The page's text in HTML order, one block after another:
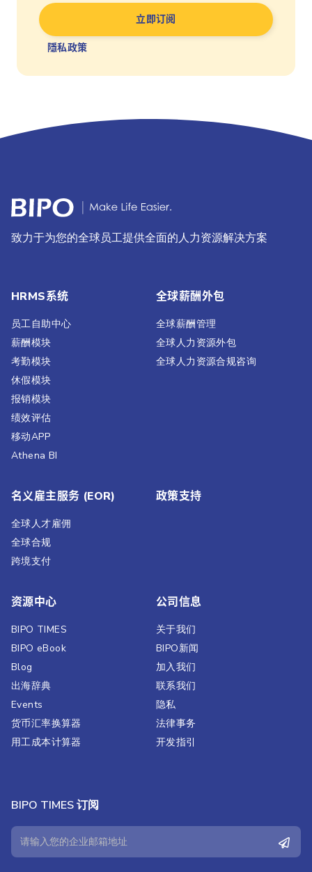
隱私政策
致力于为您的全球员工提供全面的人力资源解决方案
HRMS系统
员工自助中心
薪酬模块
考勤模块
休假模块
报销模块
绩效评估​
移动APP
Athena BI
全球薪酬外包
全球薪酬管理
全球人力资源外包
全球人力资源合规咨询
名义雇主服务 (EOR)
全球人才雇佣
全球合规
跨境支付
政策支持
资源中心
BIPO TIMES
BIPO eBook
Blog
出海辞典
Events
货币汇率换算器
用工成本计算器
公司信息
关于我们
BIPO新闻​
加入我们
联系我们
隐私
法律事务
开发指引
BIPO TIMES 订阅